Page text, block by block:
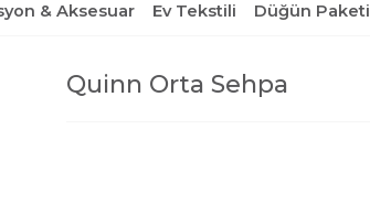
& Aksesuar Ev Tekstili Düğün Paketi
Quinn Orta Sehpa